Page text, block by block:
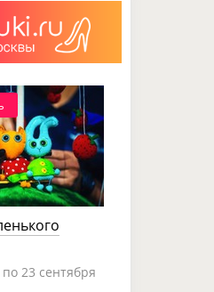
по 23 сентября